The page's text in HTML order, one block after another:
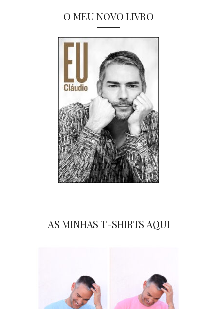
O MEU NOVO LIVRO
AS MINHAS T-SHIRTS AQUI